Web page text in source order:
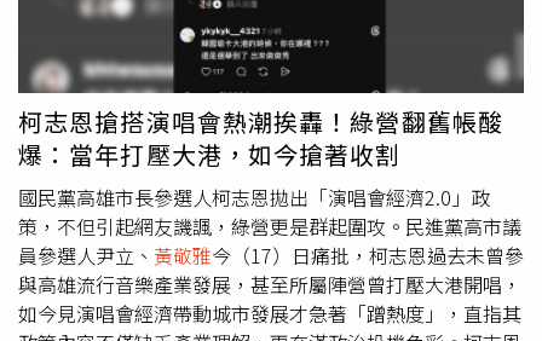
當時柯志恩身為國民黨重要政治人物，卻未曾公開捍衛文化
創作自由與高雄音樂產業發展。黃敬雅
指出，尤其當年李佳
芬替柯志恩站台期間，多次針對大港開唱發表爭議言論，柯
志恩不但未出面澄清或制止，更未替高雄發聲。如今眼見大
港開唱年年秒殺、演唱會經濟成為高雄城市品牌的重要支
柱，卻反過來高喊支持，難免讓外界質疑只是跟著熱度走、
試圖收割成果。市議員參選人蘇致榮則表示，文化政策不該
只停留在票房數字與經濟效益的計算，更重要的是對文化創
作環境與自由精神的尊重。他認為，高雄近年在演唱會產
業、流行音樂發展及觀光經濟上的成果，來自中央與地方長
期投入及跨部門合作，不是一句口號就能複製，更不是選舉
柯志恩搶搭演唱會熱潮挨轟！綠營翻舊帳酸
爆：當年打壓大港，如今搶著收割
國民黨高雄市長參選人柯志恩拋出「演唱會經濟2.0」政
策，不但引起網友譏諷，綠營更是群起圍攻。民進黨高市議
員參選人尹立、 黃敬雅今（17）日痛批，柯志恩過去未曾參
與高雄流行音樂產業發展，甚至所屬陣營曾打壓大港開唱，
如今見演唱會經濟帶動城市發展才急著「蹭熱度」，直指其